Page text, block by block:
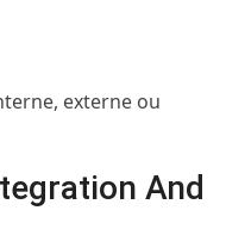
externe ou
And